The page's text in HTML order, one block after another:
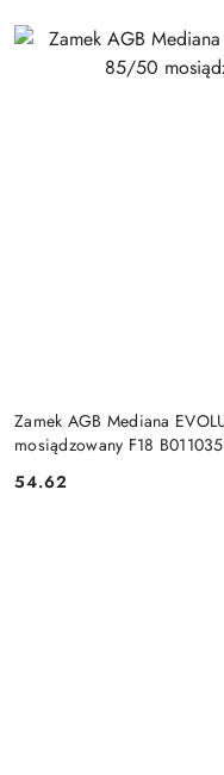
Zamek AGB Mediana
mosiądzowany F18
Cena:
54.62